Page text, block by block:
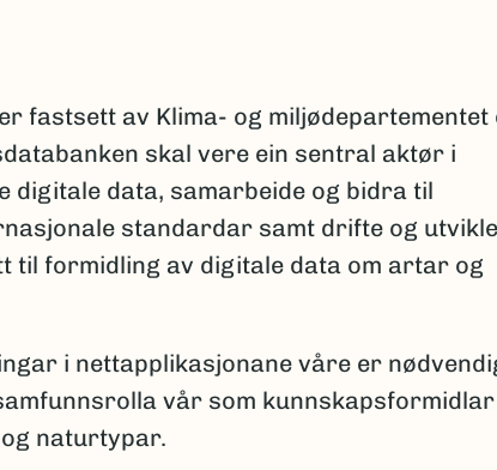
fastsett av Klima- og miljødepartementet
skal vere ein sentral aktør i
digitale data, samarbeide og bidra til
standardar samt drifte og utvikle
til formidling av digitale data om artar og
i nettapplikasjonane våre er
vår som
naturtypar.